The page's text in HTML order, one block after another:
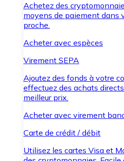
Achetez des
moyens de paiement dans
proche.
Acheter avec espèces
Virement SEPA
Ajoutez des fonds à votre
effectuez des achats
meilleur prix.
Acheter avec virement
Carte de crédit / débit
Utilisez les cartes Visa et